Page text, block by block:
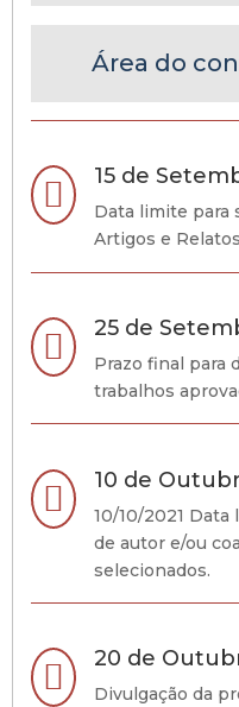
Área do
 15 de
Data limite para
Artigos e
 25 de
Prazo final para
trabalhos
 10 de
10/10/2021
de autor e/ou
selecionados.
 20 de
Divulgação da